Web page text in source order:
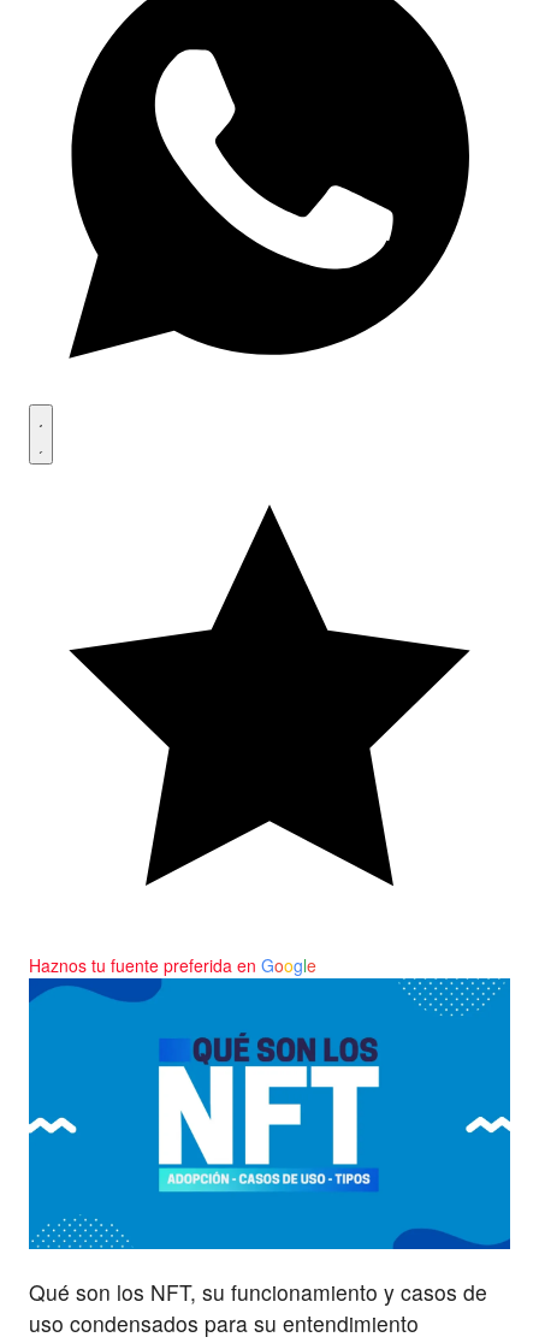
Haznos tu fuente preferida en Google
Qué son los NFT, su funcionamiento y casos de
uso condensados para su entendimiento